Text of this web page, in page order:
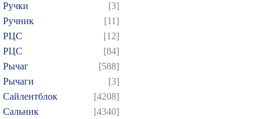
Ручки
[3]
Ручник
[11]
РЦC
[12]
РЦС
[84]
Рычаг
[588]
Рычаги
[3]
Сайлентблок
[4208]
Сальник
[4340]